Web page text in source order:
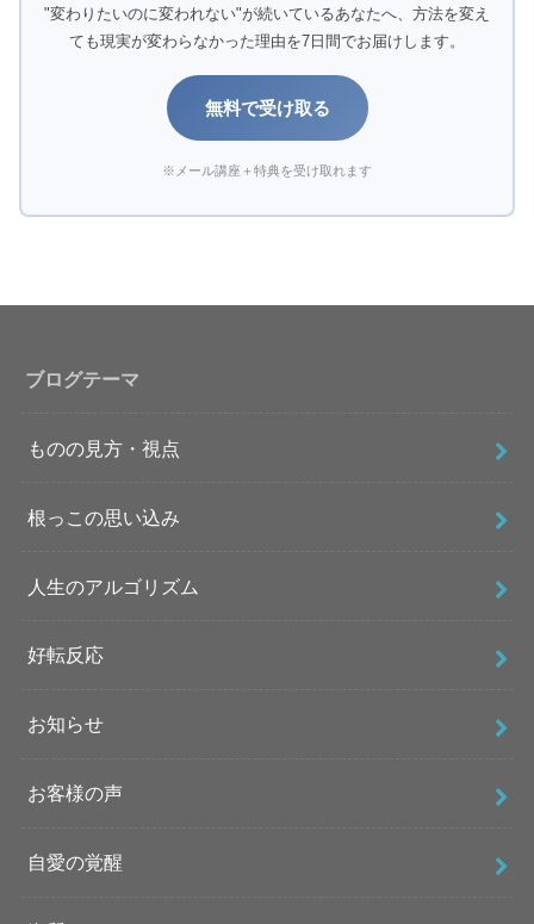
"変わりたいのに変われない"が続いているあなたへ、方法を変え
ても現実が変わらなかった理由を7日間でお届けします。
無料で受け取る
※メール講座＋特典を受け取れます
ブログテーマ
ものの見方・視点
根っこの思い込み
人生のアルゴリズム
好転反応
お知らせ
お客様の声
自愛の覚醒